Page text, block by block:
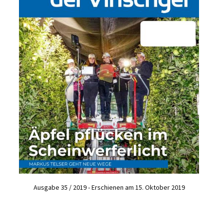
Ausgabe 35 / 2019 - Erschienen am 15. Oktober 2019